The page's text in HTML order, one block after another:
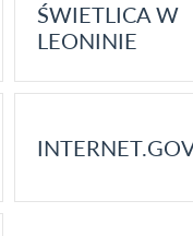
ŚWIETLICA W
LEONINIE